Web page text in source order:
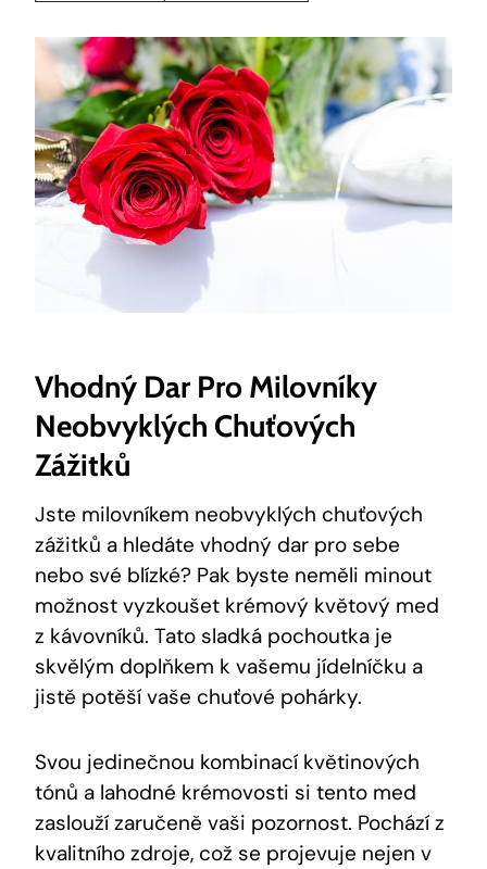
Vhodný Dar Pro Milovníky
Neobvyklých Chuťových
Zážitků
Jste milovníkem neobvyklých chuťových
zážitků a hledáte vhodný dar pro sebe
nebo své blízké? Pak byste neměli minout
možnost vyzkoušet krémový květový med
z kávovníků. Tato sladká pochoutka je
skvělým doplňkem k vašemu jídelníčku a
jistě potěší vaše chuťové pohárky.
Svou jedinečnou kombinací květinových
tónů a lahodné krémovosti si tento med
zaslouží zaručeně vaši pozornost. Pochází z
kvalitního zdroje, což se projevuje nejen v